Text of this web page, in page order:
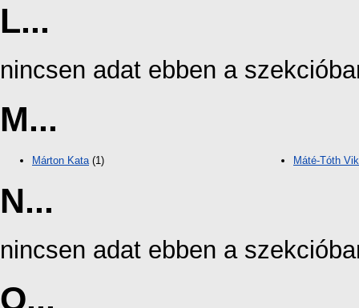
L...
nincsen adat ebben a
M...
Márton Kata (1) Máté-Tóth
N...
nincsen adat ebben a
O...